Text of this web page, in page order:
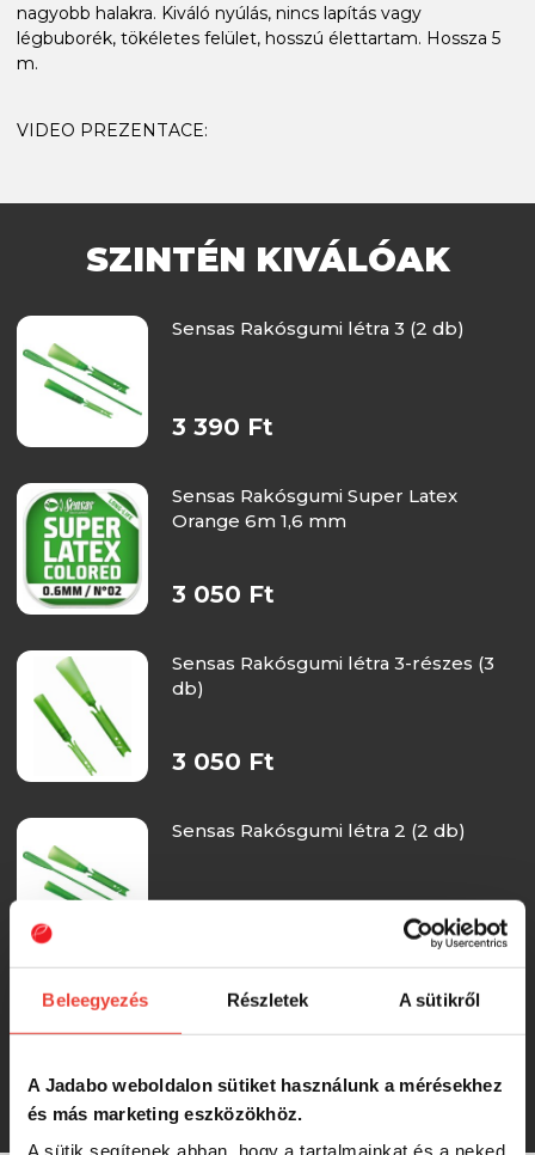
Beleegyezés Részletek A sütikről
A Jadabo weboldalon sütiket használunk a mérésekhez
és más marketing eszközökhöz.
A sütik segítenek abban, hogy a tartalmainkat és a neked
nagyobb halakra. Kiváló nyúlás, nincs lapítás vagy
légbuborék, tökéletes felület, hosszú élettartam. Hossza 5
m.
VIDEO PREZENTACE:
SZINTÉN KIVÁLÓAK
Sensas Rakósgumi létra 3 (2 db)
3 390 Ft
Sensas Rakósgumi Super Latex
Orange 6m 1,6 mm
3 050 Ft
Sensas Rakósgumi létra 3-részes (3
db)
3 050 Ft
Sensas Rakósgumi létra 2 (2 db)
Sensas Rakósgumi Super Latex
2 690 Ft